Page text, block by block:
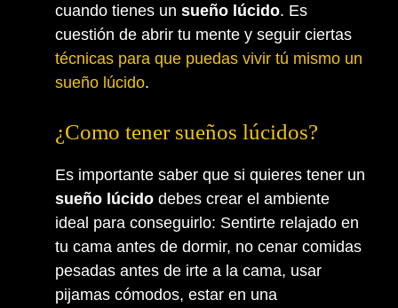
cuando tienes un sueño lúcido. Es
cuestión de abrir tu mente y seguir ciertas
técnicas para que puedas vivir tú mismo un
sueño lúcido.
¿Como tener sueños lúcidos?
Es importante saber que si quieres tener un
sueño lúcido debes crear el ambiente
ideal para conseguirlo: Sentirte relajado en
tu cama antes de dormir, no cenar comidas
pesadas antes de irte a la cama, usar
pijamas cómodos, estar en una